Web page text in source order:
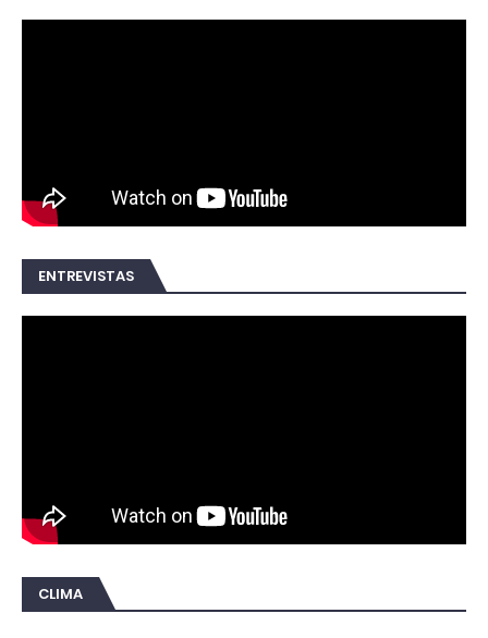
ENTREVISTAS
CLIMA